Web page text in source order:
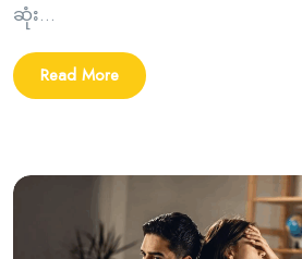
ဆုံး...
Read More